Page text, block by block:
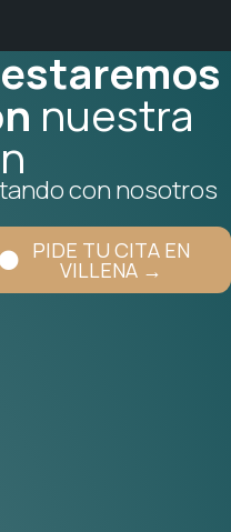
nuestra
con nosotros
PIDE TU CITA EN
VILLENA →